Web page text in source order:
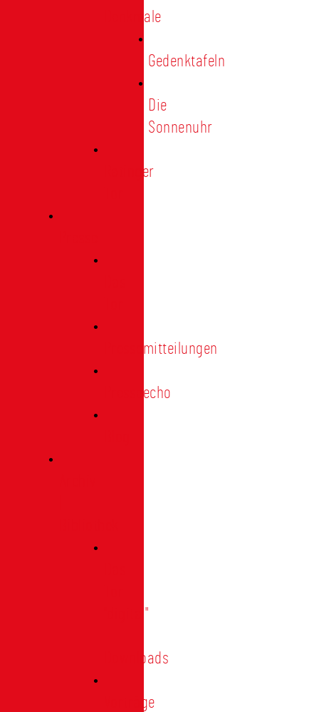
Denkmale
Gedenktafeln
Die
Sonnenuhr
Ratinger
Pressemitteilungen
Presseecho
"digital"
Downloads
Vorträge